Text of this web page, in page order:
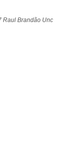
Raul Brandão Unc